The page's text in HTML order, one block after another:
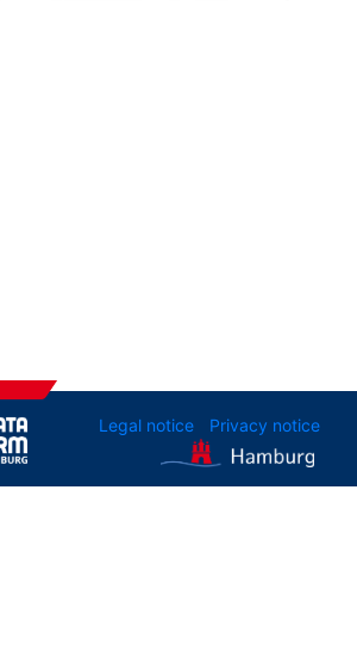
Legal notice Privacy notice